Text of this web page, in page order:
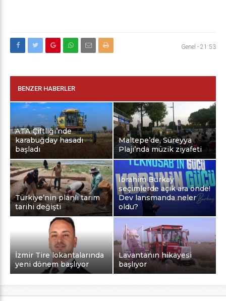
Genel - 21:53
BENZER HABERLER
ATA Çiftliği’nde
karabuğday hasadı
başladı
Maltepe’de, Süreyya
Plajı’nda müzik ziyafeti
Türkiye’nin planlı tarım
tarihi değişti
İbrahim Burkay
seçimlerde açık ara önde!
Dev lansmanda neler
oldu?
İzmir Tire lokantalarında
yeni dönem başlıyor
Lavantanın hikayesi
başlıyor